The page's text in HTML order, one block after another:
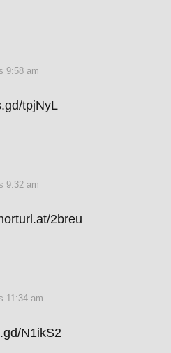
9:58 am
tpjNyL
9:32 am
2breu
11:34 am
N1ikS2